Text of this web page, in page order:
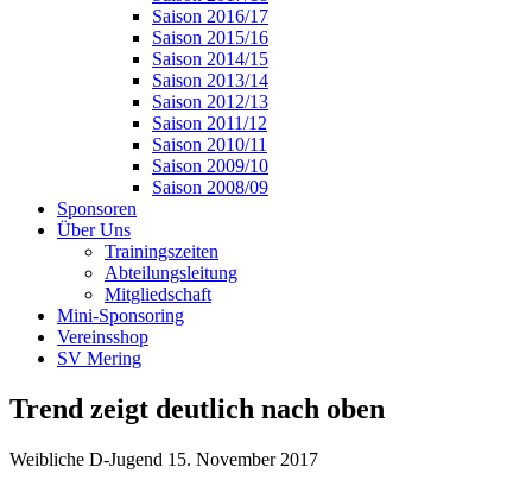
Saison 2016/17
Saison 2015/16
Saison 2014/15
Saison 2013/14
Saison 2012/13
Saison 2011/12
Saison 2010/11
Saison 2009/10
Saison 2008/09
Sponsoren
Über Uns
Trainingszeiten
Abteilungsleitung
Mitgliedschaft
Mini-Sponsoring
Vereinsshop
SV Mering
Trend zeigt deutlich nach oben
Weibliche D-Jugend 15. November 2017